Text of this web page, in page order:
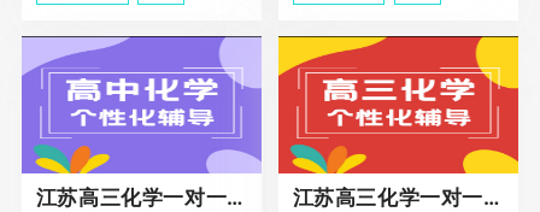
江苏高三化学一对一个性化辅导 江苏高三化学一对一冲刺辅导课程